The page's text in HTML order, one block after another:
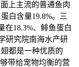
上主流的普通鱼肉
白含量19.8%。三
在18.3%、鲱鱼蛋白
研究院南海水产研
都是一种优质的
带给宠物均衡的营